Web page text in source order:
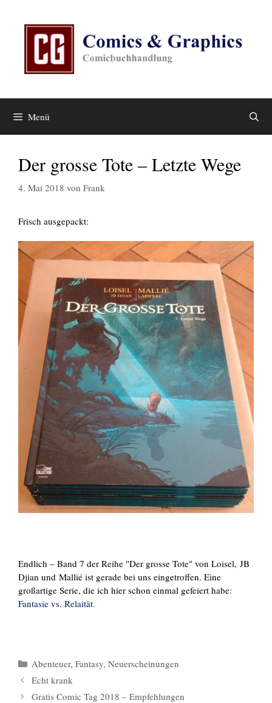
Menü
Der grosse Tote – Letzte Wege
4. Mai 2018 von Frank
Frisch ausgepackt:
Endlich – Band 7 der Reihe "Der grosse Tote" von Loisel, JB
Djian und Mallié ist gerade bei uns eingetroffen. Eine
großartige Serie, die ich hier schon einmal gefeiert habe:
Fantasie vs. Relaität.
Kategorien
Abenteuer, Fantasy, Neuerscheinungen
Echt krank
Gratis Comic Tag 2018 – Empfehlungen